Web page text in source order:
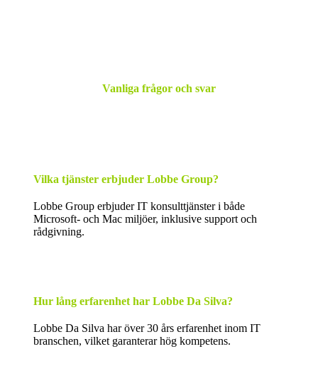
Vanliga frågor och svar
Vilka tjänster erbjuder Lobbe Group?
Lobbe Group erbjuder IT konsulttjänster i både
Microsoft- och Mac miljöer, inklusive support och
rådgivning.
Hur lång erfarenhet har Lobbe Da Silva?
Lobbe Da Silva har över 30 års erfarenhet inom IT
branschen, vilket garanterar hög kompetens.